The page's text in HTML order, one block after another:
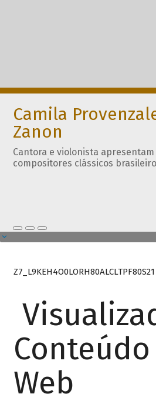
Camila
Zanon
Cantora e violonista
compositores clássicos
Z7_L9KEH4O0LORH80ALCLTPF80S21
Web